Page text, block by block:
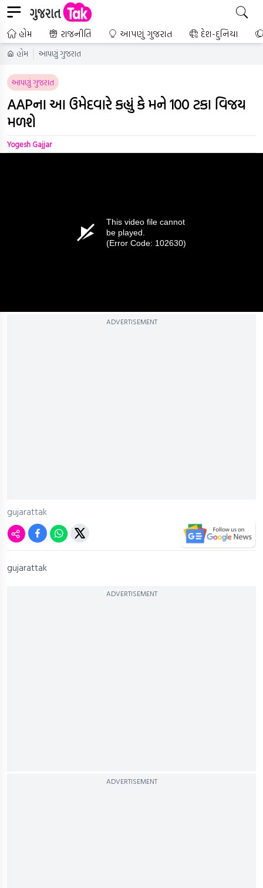
હોમ રાજનીતિ આપણું ગુજરાત દેશ-દુનિયા
હોમ આપણું ગુજરાત
આપણું ગુજરાત
AAPના આ ઉમેદવારે કહ્યું કે મને 100 ટકા વિજય
મળશે
Yogesh Gajjar
This video file cannot
be played.
(Error Code: 102630)
ADVERTISEMENT
gujarattak
gujarattak
ADVERTISEMENT
ADVERTISEMENT